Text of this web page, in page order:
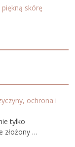
skórę
ochrona i
tylko
złożony …